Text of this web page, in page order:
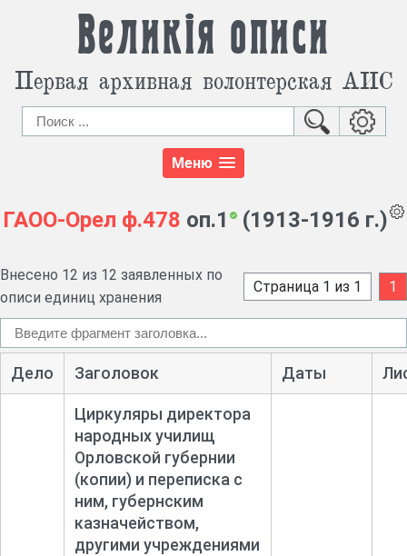
Великія описи
Первая архивная волонтерская АИС
Меню
ГАОО-Орел ф.478 оп.1 (1913-1916 г.)
Внесено 12 из 12 заявленных по
описи единиц хранения
Страница 1 из 1 1
Дело Заголовок Даты
Циркуляры директора
народных училищ
Орловской губернии
(копии) и переписка с
ним, губернским
казначейством,
другими учреждениями